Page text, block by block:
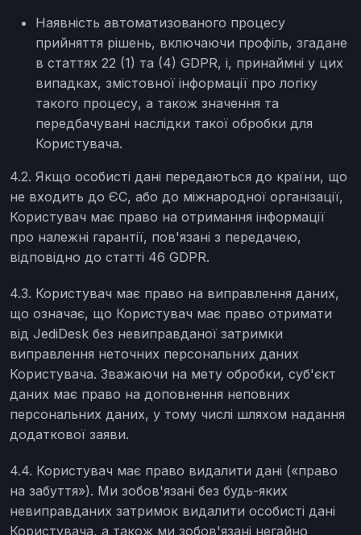
Наявність автоматизованого процесу
прийняття рішень, включаючи профіль, згадане
в статтях 22 (1) та (4) GDPR, і, принаймні у цих
випадках, змістовної інформації про логіку
такого процесу, а також значення та
передбачувані наслідки такої обробки для
Користувача.
4.2. Якщо особисті дані передаються до країни, що
не входить до ЄС, або до міжнародної організації,
Користувач має право на отримання інформації
про належні гарантії, пов'язані з передачею,
відповідно до статті 46 GDPR.
4.3. Користувач має право на виправлення даних,
що означає, що Користувач має право отримати
від JediDesk без невиправданої затримки
виправлення неточних персональних даних
Користувача. Зважаючи на мету обробки, суб'єкт
даних має право на доповнення неповних
персональних даних, у тому числі шляхом надання
додаткової заяви.
4.4. Користувач має право видалити дані («право
на забуття»). Ми зобов'язані без будь-яких
невиправданих затримок видалити особисті дані
Користувача, а також ми зобов'язані негайно